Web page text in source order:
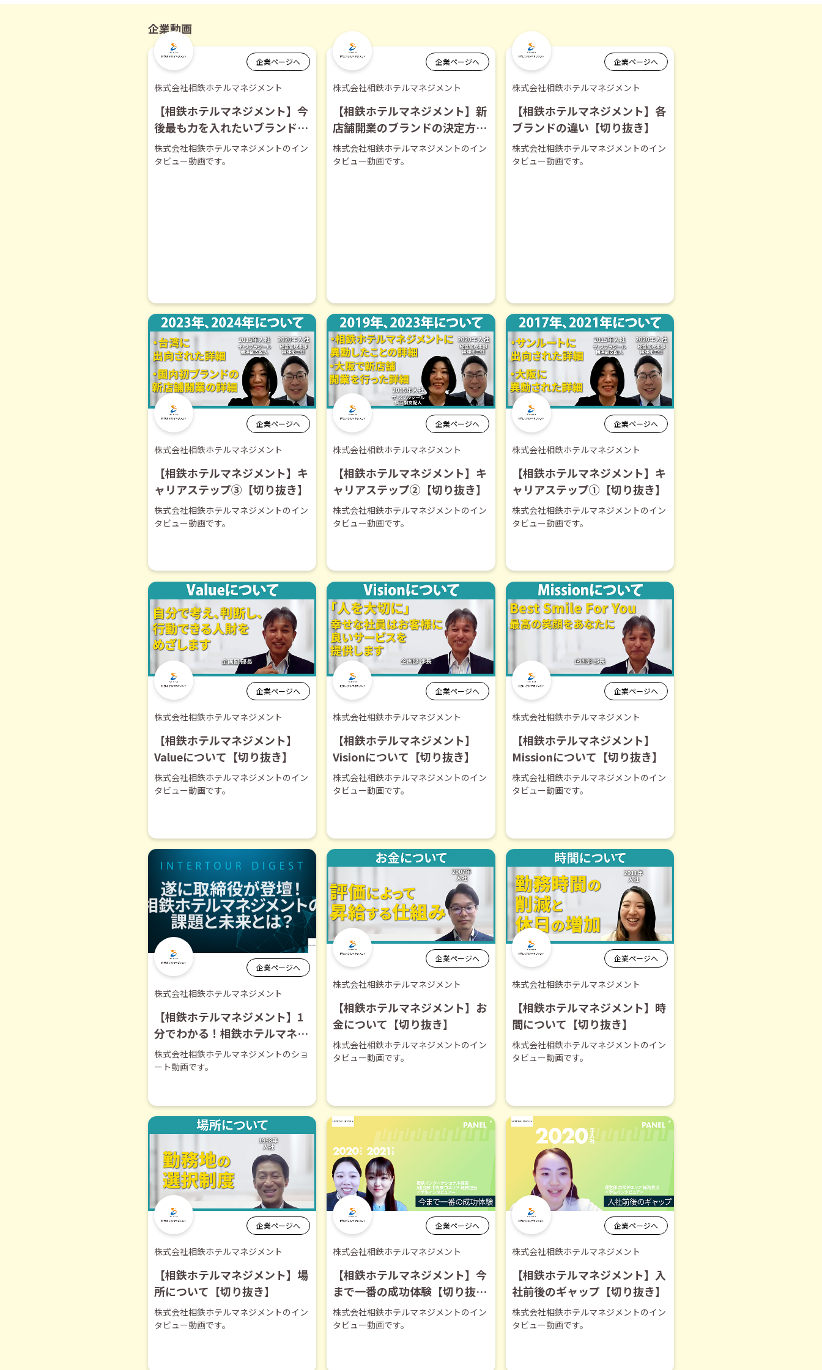
企業動画
企業ページへ
株式会社相鉄ホテルマネジメント
【相鉄ホテルマネジメント】今
後最も力を入れたいブランドに
ついて【切り抜き】
株式会社相鉄ホテルマネジメントのイン
タビュー動画です。
企業ページへ
株式会社相鉄ホテルマネジメント
【相鉄ホテルマネジメント】新
店舗開業のブランドの決定方法
について【切り抜き】
株式会社相鉄ホテルマネジメントのイン
タビュー動画です。
企業ページへ
株式会社相鉄ホテルマネジメント
【相鉄ホテルマネジメント】各
ブランドの違い【切り抜き】
株式会社相鉄ホテルマネジメントのイン
タビュー動画です。
企業ページへ
株式会社相鉄ホテルマネジメント
【相鉄ホテルマネジメント】キ
ャリアステップ③【切り抜き】
株式会社相鉄ホテルマネジメントのイン
タビュー動画です。
企業ページへ
株式会社相鉄ホテルマネジメント
【相鉄ホテルマネジメント】キ
ャリアステップ②【切り抜き】
株式会社相鉄ホテルマネジメントのイン
タビュー動画です。
企業ページへ
株式会社相鉄ホテルマネジメント
【相鉄ホテルマネジメント】キ
ャリアステップ①【切り抜き】
株式会社相鉄ホテルマネジメントのイン
タビュー動画です。
企業ページへ
株式会社相鉄ホテルマネジメント
【相鉄ホテルマネジメント】
Valueについて【切り抜き】
株式会社相鉄ホテルマネジメントのイン
タビュー動画です。
企業ページへ
株式会社相鉄ホテルマネジメント
【相鉄ホテルマネジメント】
Visionについて【切り抜き】
株式会社相鉄ホテルマネジメントのイン
タビュー動画です。
企業ページへ
株式会社相鉄ホテルマネジメント
【相鉄ホテルマネジメント】
Missionについて【切り抜き】
株式会社相鉄ホテルマネジメントのイン
タビュー動画です。
企業ページへ
株式会社相鉄ホテルマネジメント
【相鉄ホテルマネジメント】1
分でわかる！相鉄ホテルマネジ
メントの知られざる魅力！【シ
ョート動画】
株式会社相鉄ホテルマネジメントのショ
ート動画です。
企業ページへ
株式会社相鉄ホテルマネジメント
【相鉄ホテルマネジメント】お
金について【切り抜き】
株式会社相鉄ホテルマネジメントのイン
タビュー動画です。
企業ページへ
株式会社相鉄ホテルマネジメント
【相鉄ホテルマネジメント】時
間について【切り抜き】
株式会社相鉄ホテルマネジメントのイン
タビュー動画です。
企業ページへ
株式会社相鉄ホテルマネジメント
【相鉄ホテルマネジメント】場
所について【切り抜き】
株式会社相鉄ホテルマネジメントのイン
タビュー動画です。
企業ページへ
株式会社相鉄ホテルマネジメント
【相鉄ホテルマネジメント】今
まで一番の成功体験【切り抜
き】
株式会社相鉄ホテルマネジメントのイン
タビュー動画です。
企業ページへ
株式会社相鉄ホテルマネジメント
【相鉄ホテルマネジメント】入
社前後のギャップ【切り抜き】
株式会社相鉄ホテルマネジメントのイン
タビュー動画です。